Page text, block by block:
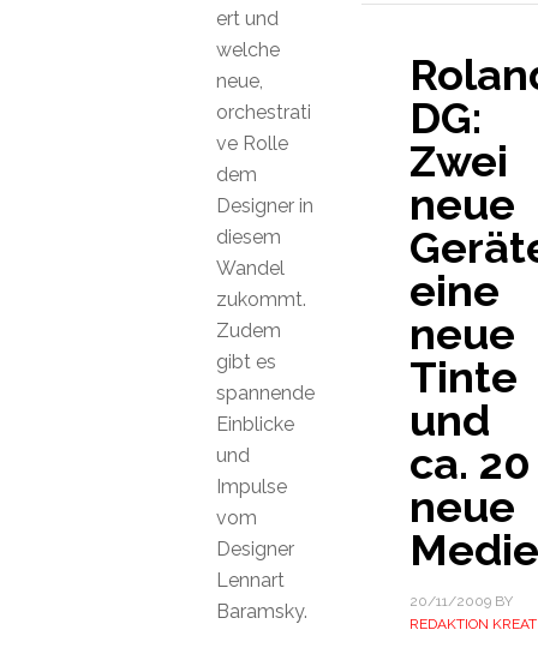
DG:
Zwei
neue
eine
neue
Tinte
und
ca. 20
neue
20/11/2009BY
REDAKTION
ert und
welche
neue,
orchestrati
ve Rolle
dem
Designer in
diesem
Wandel
zukommt.
Zudem
gibt es
spannende
Einblicke
und
Impulse
vom
Designer
Lennart
Baramsky.